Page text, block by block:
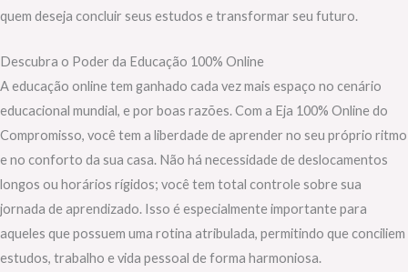
quem deseja concluir seus estudos e transformar seu futuro.
Descubra o Poder da Educação 100% Online
A educação online tem ganhado cada vez mais espaço no cenário
educacional mundial, e por boas razões. Com a Eja 100% Online do
Compromisso, você tem a liberdade de aprender no seu próprio ritmo
e no conforto da sua casa. Não há necessidade de deslocamentos
longos ou horários rígidos; você tem total controle sobre sua
jornada de aprendizado. Isso é especialmente importante para
aqueles que possuem uma rotina atribulada, permitindo que conciliem
estudos, trabalho e vida pessoal de forma harmoniosa.